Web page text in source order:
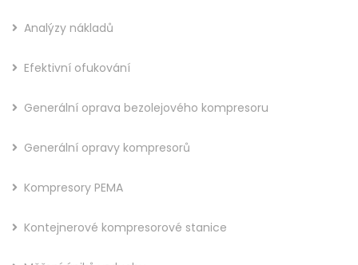
Analýzy nákladů
Efektivní ofukování
Generální oprava bezolejového kompresoru
Generální opravy kompresorů
Kompresory PEMA
Kontejnerové kompresorové stanice